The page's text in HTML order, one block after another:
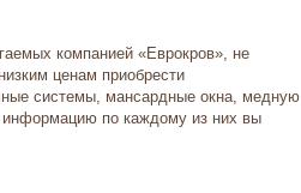
компанией «Еврокров», не
ценам приобрести
системы, мансардные окна, медную
по каждому из них вы